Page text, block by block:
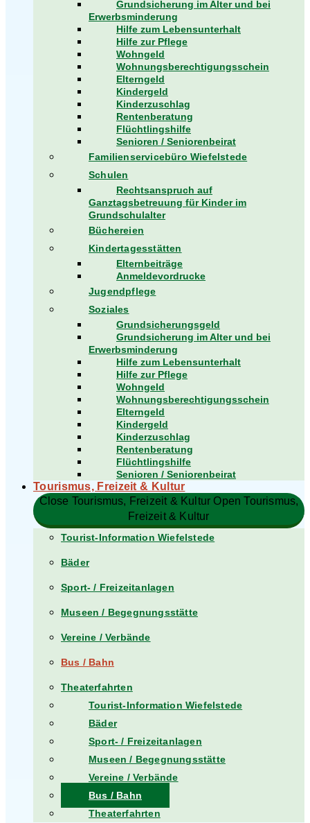
Grundsicherung im Alter und bei
Erwerbsminderung
Hilfe zum Lebensunterhalt
Hilfe zur Pflege
Wohngeld
Wohnungsberechtigungsschein
Elterngeld
Kindergeld
Kinderzuschlag
Rentenberatung
Flüchtlingshilfe
Senioren / Seniorenbeirat
Familienservicebüro Wiefelstede
Schulen
Rechtsanspruch auf
Ganztagsbetreuung für Kinder im
Grundschulalter
Büchereien
Kindertagesstätten
Elternbeiträge
Anmeldevordrucke
Jugendpflege
Soziales
Grundsicherungsgeld
Grundsicherung im Alter und bei
Erwerbsminderung
Hilfe zum Lebensunterhalt
Hilfe zur Pflege
Wohngeld
Wohnungsberechtigungsschein
Elterngeld
Kindergeld
Kinderzuschlag
Rentenberatung
Flüchtlingshilfe
Senioren / Seniorenbeirat
Tourismus, Freizeit & Kultur
Close Tourismus, Freizeit & Kultur Open Tourismus,
Freizeit & Kultur
Tourist-Information Wiefelstede
Bäder
Sport- / Freizeitanlagen
Museen / Begegnungsstätte
Vereine / Verbände
Bus / Bahn
Theaterfahrten
Tourist-Information Wiefelstede
Bäder
Sport- / Freizeitanlagen
Museen / Begegnungsstätte
Vereine / Verbände
Bus / Bahn
Theaterfahrten